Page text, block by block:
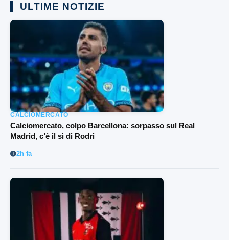
ULTIME NOTIZIE
CALCIOMERCATO
Calciomercato, colpo Barcellona: sorpasso sul Real
Madrid, c’è il sì di Rodri
2h fa